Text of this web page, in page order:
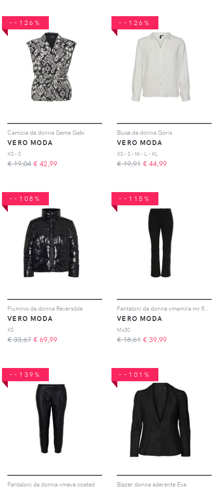
--126%
Camicia da donna Gema Gabi
VERO MODA
XS - S
€ 19,04 € 42,99
--126%
Blusa da donna Goris
VERO MODA
XS - S - M - L - XL
€ 19,91 € 44,99
--108%
Piumino da donna Reversible
VERO MODA
XS
€ 33,67 € 69,99
--115%
VERO MODA
Mx30
€ 18,61 € 39,99
--139%
Pantaloni da donna vmeva coated
--101%
Blazer donna aderente Eva